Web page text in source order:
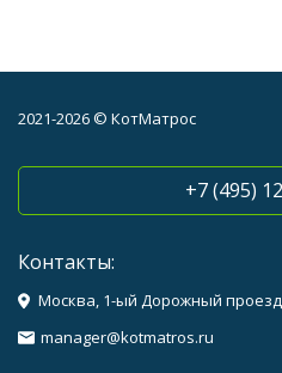
2021-2026 © КотМатрос
+7 (495)
Контакты:
Москва, 1-ый Дорожный проезд,
manager@kotmatros.ru